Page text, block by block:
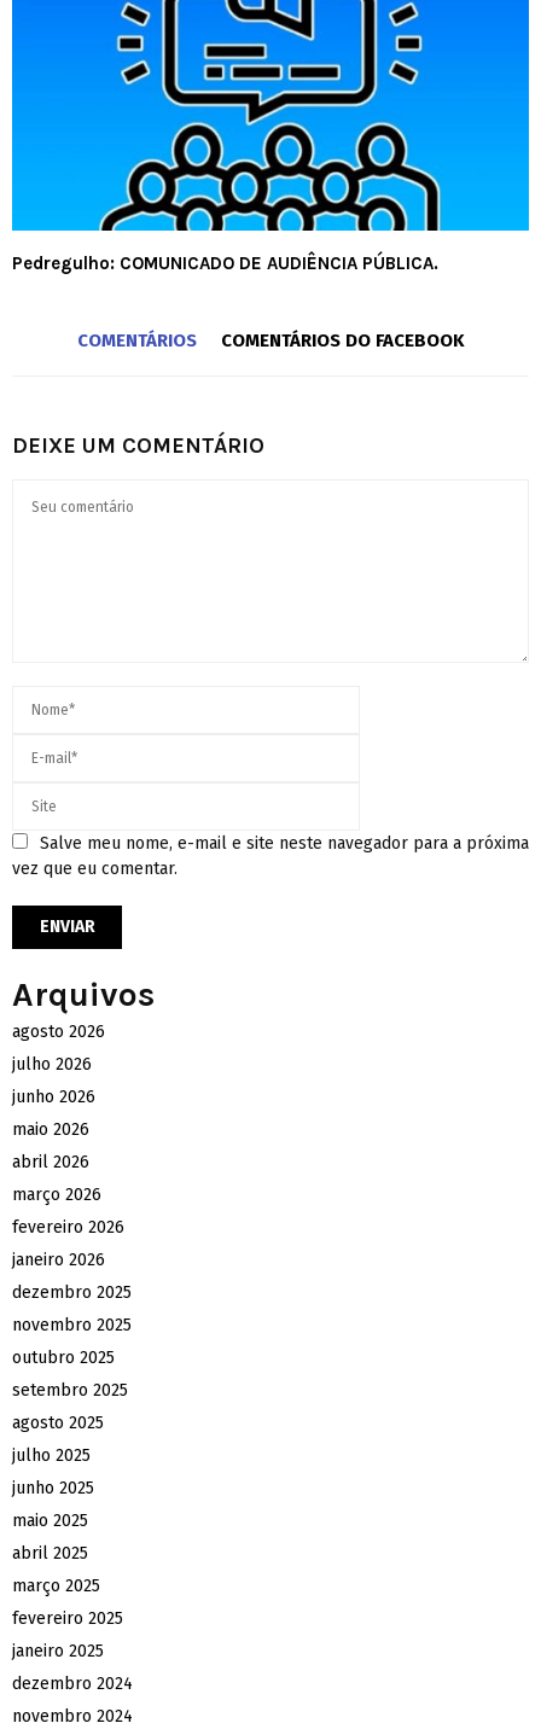
Pedregulho: COMUNICADO DE AUDIÊNCIA PÚBLICA.
COMENTÁRIOS COMENTÁRIOS DO FACEBOOK
DEIXE UM COMENTÁRIO
Salve meu nome, e-mail e site neste navegador para a próxima
vez que eu comentar.
Arquivos
agosto 2026
julho 2026
junho 2026
maio 2026
abril 2026
março 2026
fevereiro 2026
janeiro 2026
dezembro 2025
novembro 2025
outubro 2025
setembro 2025
agosto 2025
julho 2025
junho 2025
maio 2025
abril 2025
março 2025
fevereiro 2025
janeiro 2025
dezembro 2024
novembro 2024